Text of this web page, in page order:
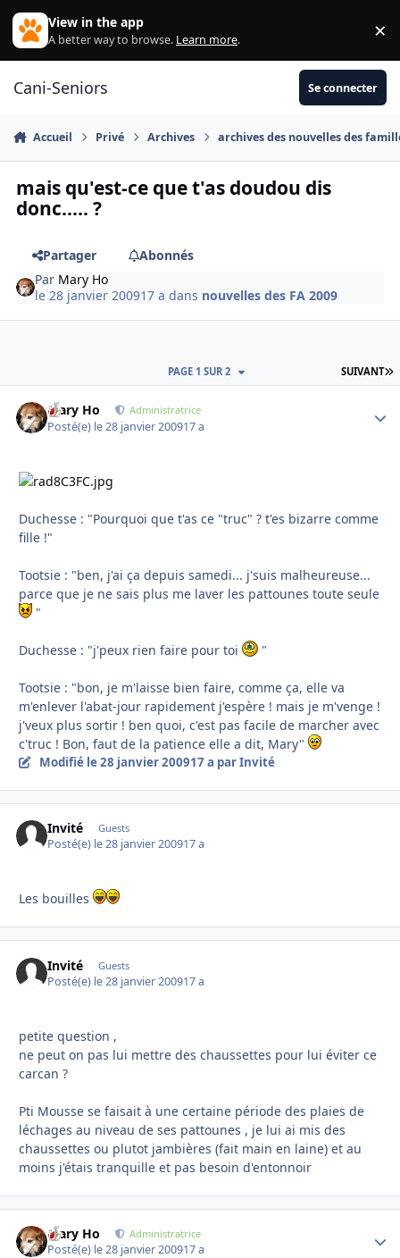
Aller au contenu
View in the app
A better way to browse. Learn more. ×
Cani-Seniors Se connecter
Accueil Privé Archives archives des nouvelles des
mais qu'est-ce que t'as doudou dis
donc..... ?
Partager
Abonnés
Par Mary Ho
le 28 janvier 200917 a dans nouvelles des FA 2009
SUIVANT
PAGE 1 SUR 2
Mary Ho Administratrice
Posté(e) le 28 janvier 200917 a
Duchesse : "Pourquoi que t'as ce "truc" ? t'es bizarre comme
fille !"
Tootsie : "ben, j'ai ça depuis samedi... j'suis malheureuse...
parce que je ne sais plus me laver les pattounes toute seule
"
Duchesse : "j'peux rien faire pour toi "
Tootsie : "bon, je m'laisse bien faire, comme ça, elle va
m'enlever l'abat-jour rapidement j'espère ! mais je m'venge !
j'veux plus sortir ! ben quoi, c'est pas facile de marcher avec
c'truc ! Bon, faut de la patience elle a dit, Mary"
Modifié le 28 janvier 200917 a par Invité
Invité Guests
Posté(e) le 28 janvier 200917 a
Les bouilles
Invité Guests
Posté(e) le 28 janvier 200917 a
petite question ,
ne peut on pas lui mettre des chaussettes pour lui éviter ce
carcan ?
Pti Mousse se faisait à une certaine période des plaies de
léchages au niveau de ses pattounes , je lui ai mis des
chaussettes ou plutot jambières (fait main en laine) et au
moins j'étais tranquille et pas besoin d'entonnoir
Mary Ho Administratrice
Posté(e) le 28 janvier 200917 a